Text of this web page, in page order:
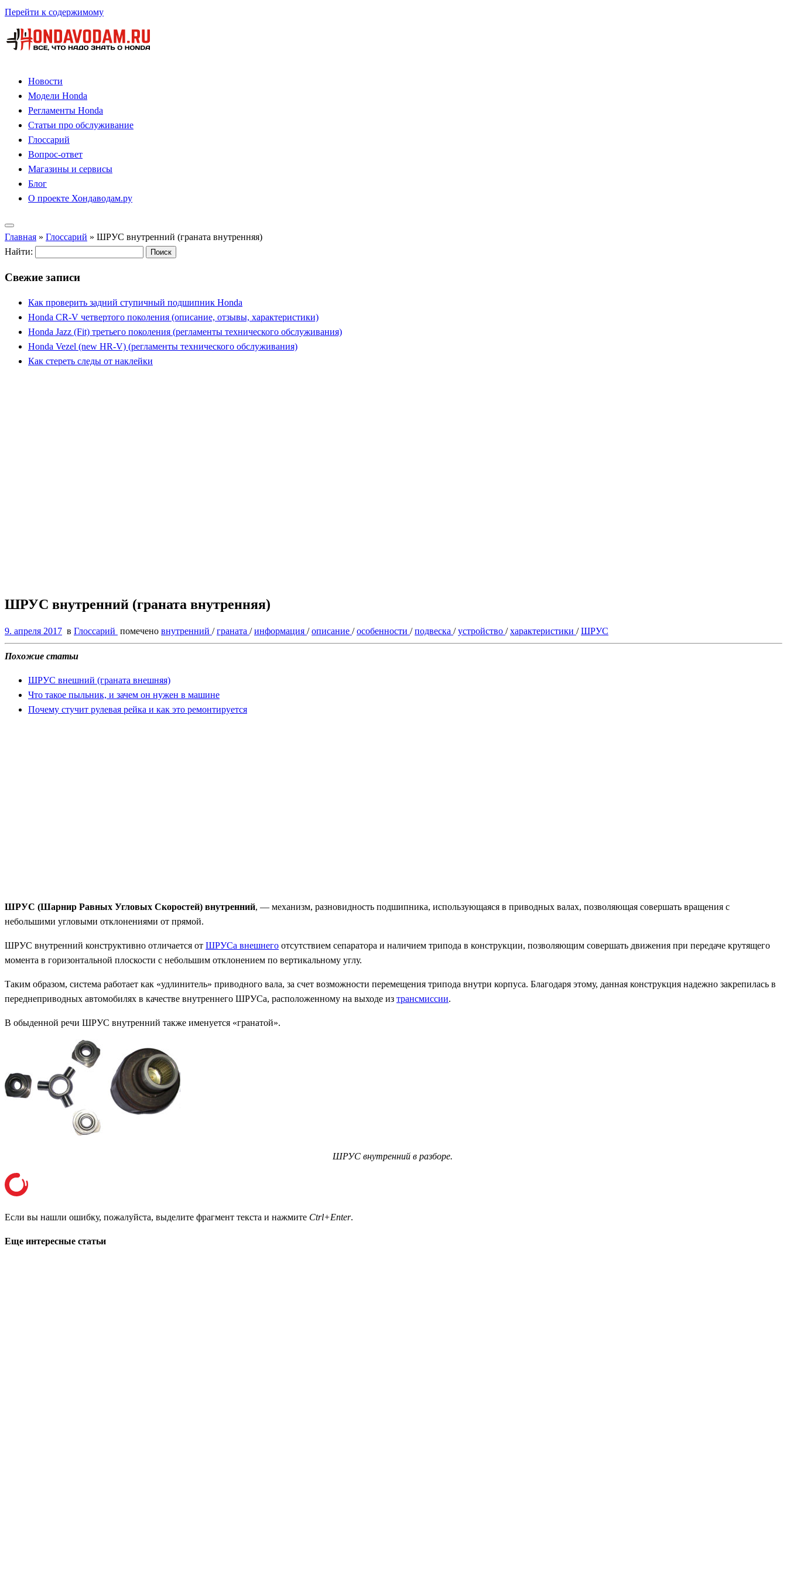
Перейти к содержимому
Новости
Модели Honda
Регламенты Honda
Статьи про обслуживание
Глоссарий
Вопрос-ответ
Магазины и сервисы
Блог
О проекте Хондаводам.ру
Главная » Глоссарий » ШРУС внутренний (граната внутренняя)
Найти:
Свежие записи
Как проверить задний ступичный подшипник Honda
Honda CR-V четвертого поколения (описание, отзывы, характеристики)
Honda Jazz (Fit) третьего поколения (регламенты технического обслуживания)
Honda Vezel (new HR-V) (регламенты технического обслуживания)
Как стереть следы от наклейки
ШРУС внутренний (граната внутренняя)
9. апреля 2017 в Глоссарий помечено внутренний /граната /информация /описание /особенности /подвеска /устройство /характеристики /ШРУС
Похожие статьи
ШРУС внешний (граната внешняя)
Что такое пыльник, и зачем он нужен в машине
Почему стучит рулевая рейка и как это ремонтируется
ШРУС (Шарнир Равных Угловых Скоростей) внутренний, — механизм, разновидность подшипника, использующаяся в приводных валах, позволяющая совершать вращения с
небольшими угловыми отклонениями от прямой.
ШРУС внутренний конструктивно отличается от ШРУСа внешнего отсутствием сепаратора и наличием трипода в конструкции, позволяющим совершать движения при передаче крутящего
момента в горизонтальной плоскости с небольшим отклонением по вертикальному углу.
Таким образом, система работает как «удлинитель» приводного вала, за счет возможности перемещения трипода внутри корпуса. Благодаря этому, данная конструкция надежно закрепилась в
переднеприводных автомобилях в качестве внутреннего ШРУСа, расположенному на выходе из трансмиссии.
В обыденной речи ШРУС внутренний также именуется «гранатой».
ШРУС внутренний в разборе.
Если вы нашли ошибку, пожалуйста, выделите фрагмент текста и нажмите Ctrl+Enter.
Еще интересные статьи